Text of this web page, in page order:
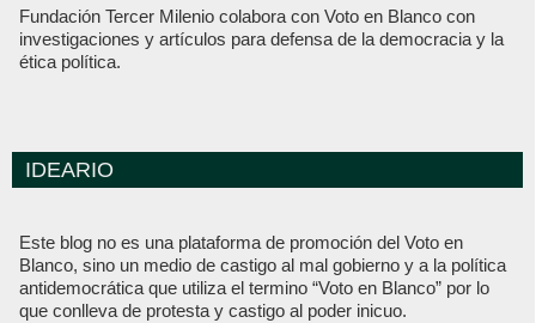
Fundación Tercer Milenio colabora con Voto en Blanco con
investigaciones y artículos para defensa de la democracia y la
ética política.
IDEARIO
Este blog no es una plataforma de promoción del Voto en
Blanco, sino un medio de castigo al mal gobierno y a la política
antidemocrática que utiliza el termino “Voto en Blanco” por lo
que conlleva de protesta y castigo al poder inicuo.